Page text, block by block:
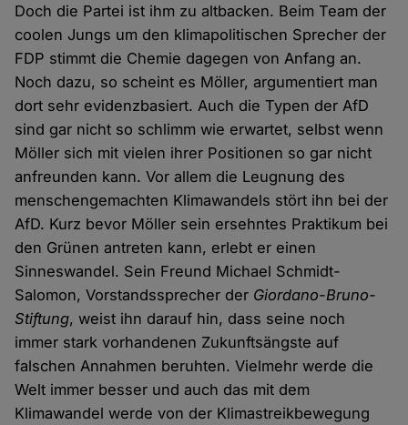
Doch die Partei ist ihm zu altbacken. Beim Team der
coolen Jungs um den klimapolitischen Sprecher der
FDP stimmt die Chemie dagegen von Anfang an.
Noch dazu, so scheint es Möller, argumentiert man
dort sehr evidenzbasiert. Auch die Typen der AfD
sind gar nicht so schlimm wie erwartet, selbst wenn
Möller sich mit vielen ihrer Positionen so gar nicht
anfreunden kann. Vor allem die Leugnung des
menschengemachten Klimawandels stört ihn bei der
AfD. Kurz bevor Möller sein ersehntes Praktikum bei
den Grünen antreten kann, erlebt er einen
Sinneswandel. Sein Freund Michael Schmidt-
Salomon, Vorstandssprecher der Giordano-Bruno-
Stiftung, weist ihn darauf hin, dass seine noch
immer stark vorhandenen Zukunftsängste auf
falschen Annahmen beruhten. Vielmehr werde die
Welt immer besser und auch das mit dem
Klimawandel werde von der Klimastreikbewegung